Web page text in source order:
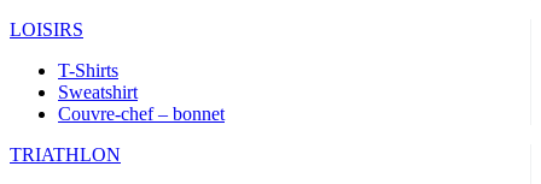
LOISIRS
T-Shirts
Sweatshirt
Couvre-chef – bonnet
TRIATHLON